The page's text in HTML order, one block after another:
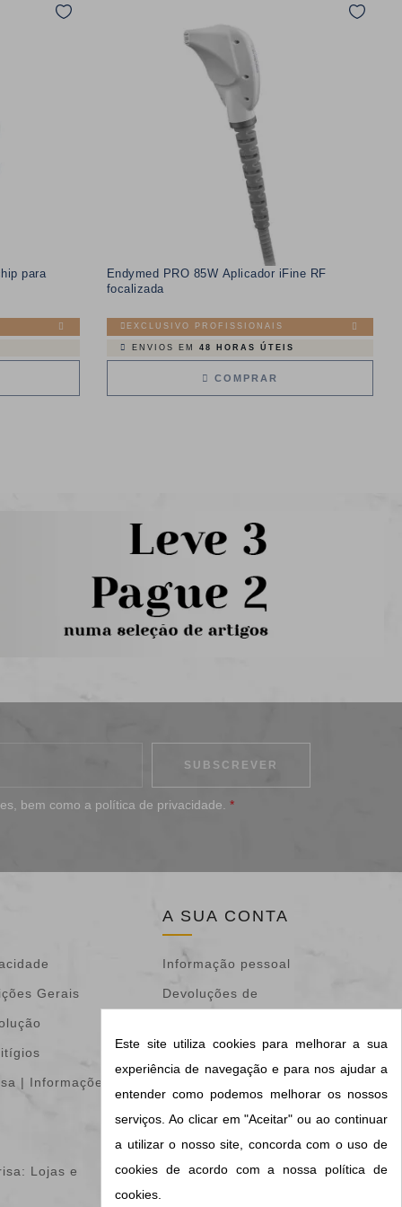
para
Endymed PRO 85W Aplicador iFine RF
focalizada
EXCLUSIVO PROFISSIONAIS
ENVIOS EM 48 HORAS ÚTEIS
COMPRAR
, bem como a política de privacidade *
Gerais
| Informações &
Lojas e
A SUA CONTA
Informação pessoal
Devoluções de
Encomendas
Endereços
Vales de desconto
Os meus alertas
Este site utiliza cookies para melhorar a sua
experiência de navegação e para nos ajudar a
entender como podemos melhorar os nossos
serviços. Ao clicar em "Aceitar" ou ao continuar
a utilizar o nosso site, concorda com o uso de
cookies de acordo com a nossa política de
cookies.